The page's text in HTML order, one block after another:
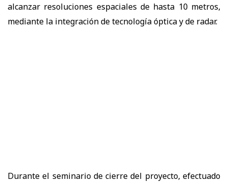
alcanzar resoluciones espaciales de hasta 10 metros,
mediante la integración de tecnología óptica y de radar.
Durante el seminario de cierre del proyecto, efectuado